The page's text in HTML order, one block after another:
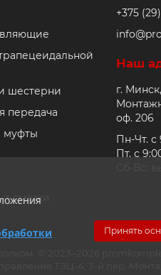
Принять
шестерни
передача
муфты
смазки
+375
Наш
г.
оф. 206
Пн-Чт. с
Пт. с
© 2023–2026
ТЭЦ-4, 3-й пер.